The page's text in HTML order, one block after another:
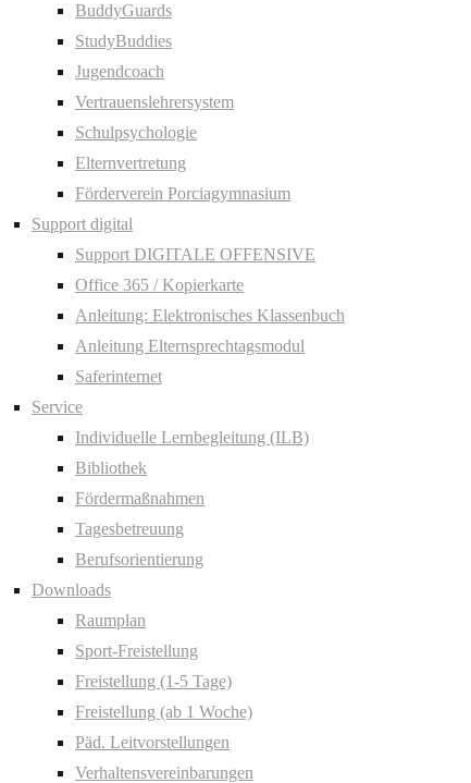
BuddyGuards
StudyBuddies
Jugendcoach
Vertrauenslehrersystem
Schulpsychologie
Elternvertretung
Förderverein Porciagymnasium
Support digital
Support DIGITALE OFFENSIVE
Office 365 / Kopierkarte
Anleitung: Elektronisches Klassenbuch
Anleitung Elternsprechtagsmodul
Saferinternet
Service
Individuelle Lernbegleitung (ILB)
Bibliothek
Fördermaßnahmen
Tagesbetreuung
Berufsorientierung
Downloads
Raumplan
Sport-Freistellung
Freistellung (1-5 Tage)
Freistellung (ab 1 Woche)
Päd. Leitvorstellungen
Verhaltensvereinbarungen